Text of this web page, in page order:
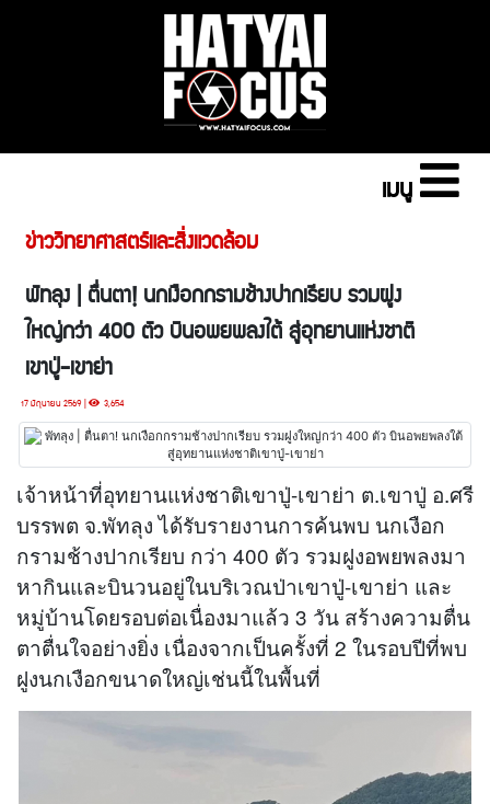
เมนู
ข่าววิทยาศาสตร์และสิ่งแวดล้อม
พัทลุง | ตื่นตา! นกเงือกกรามช้างปากเรียบ รวมฝูง
ใหญ่กว่า 400 ตัว บินอพยพลงใต้ สู่อุทยานแห่งชาติ
เขาปู่-เขาย่า
17 มิถุนายน 2569 | 3,654
เจ้าหน้าที่อุทยานแห่งชาติเขาปู่-เขาย่า ต.เขาปู่ อ.ศรี
บรรพต จ.พัทลุง ได้รับรายงานการค้นพบ นกเงือก
กรามช้างปากเรียบ กว่า 400 ตัว รวมฝูงอพยพลงมา
หากินและบินวนอยู่ในบริเวณป่าเขาปู่-เขาย่า และ
หมู่บ้านโดยรอบต่อเนื่องมาแล้ว 3 วัน สร้างความตื่น
ตาตื่นใจอย่างยิ่ง เนื่องจากเป็นครั้งที่ 2 ในรอบปีที่พบ
ฝูงนกเงือกขนาดใหญ่เช่นนี้ในพื้นที่